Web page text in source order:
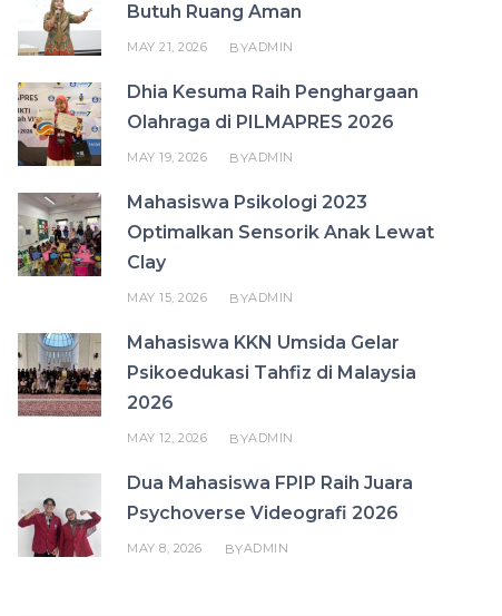
Butuh Ruang Aman
MAY 21, 2026 BYADMIN
Dhia Kesuma Raih Penghargaan
Olahraga di PILMAPRES 2026
MAY 19, 2026 BYADMIN
Mahasiswa Psikologi 2023
Optimalkan Sensorik Anak Lewat
Clay
MAY 15, 2026 BYADMIN
Mahasiswa KKN Umsida Gelar
Psikoedukasi Tahfiz di Malaysia
2026
MAY 12, 2026 BYADMIN
Dua Mahasiswa FPIP Raih Juara
Psychoverse Videografi 2026
MAY 8, 2026 BYADMIN